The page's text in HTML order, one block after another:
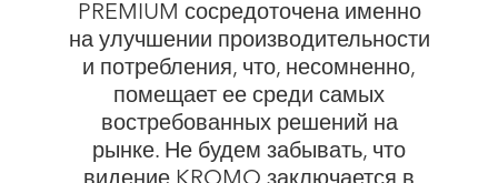
PREMIUM сосредоточена именно
на улучшении производительности
и потребления, что, несомненно,
помещает ее среди самых
востребованных решений на
рынке. Не будем забывать, что